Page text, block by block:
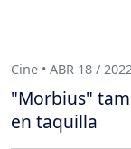
Cine • ABR 18 /
"Morbius"
en taquilla